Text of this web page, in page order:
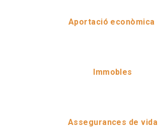
Aportació econòmica
Immobles
Assegurances de vida